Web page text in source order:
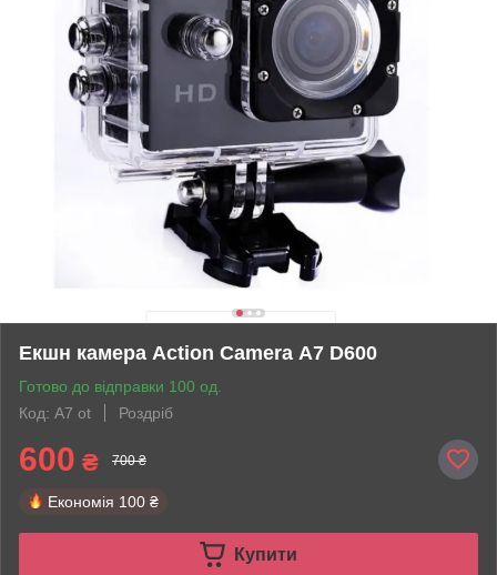
Екшн камера Action Camera А7 D600
Готово до відправки 100 од.
Код: A7 ot
Роздріб
600 ₴ 700 ₴
Економія 100 ₴
Купити